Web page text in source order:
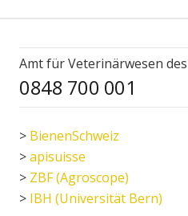
Amt für Veterinärwesen
0848 700 001
> BienenSchweiz
>apisuisse
> ZBF (Agroscope)
> IBH (Universität Bern)